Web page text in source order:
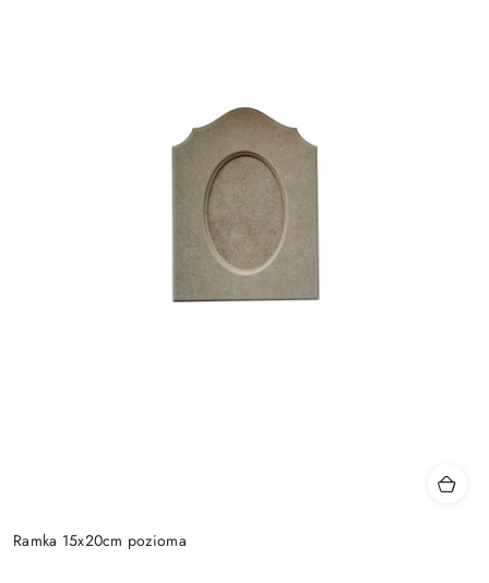
Ramka 15x20cm pozioma